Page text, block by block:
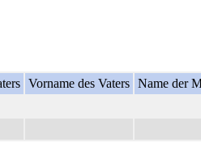
Vorname des Vaters Name der